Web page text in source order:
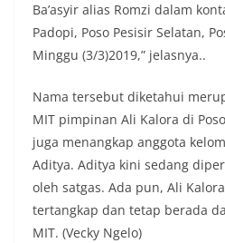
Ba’asyir alias Romzi dalam
Padopi, Poso Pesisir Selatan,
Minggu (3/3)2019,” jelasnya..
Nama tersebut diketahui
MIT pimpinan Ali Kalora di
juga menangkap anggota
Aditya. Aditya kini sedang
oleh satgas. Ada pun, Ali
tertangkap dan tetap berada
MIT. (Vecky Ngelo)